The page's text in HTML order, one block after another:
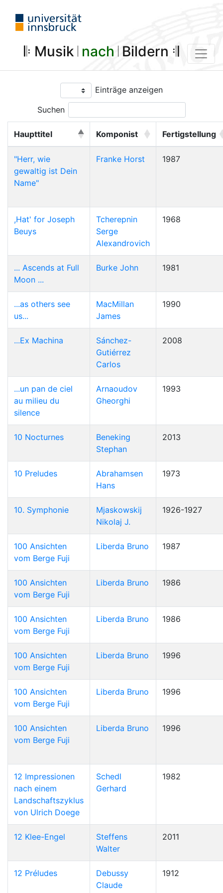
𝄆 Musik 𝄀 nach 𝄀 Bildern 𝄇
Einträge anzeigen
Suchen
Haupttitel Komponist Fertigstellung
"Herr, wie
gewaltig ist Dein
Name"
Franke Horst 1987
,Hat' for Joseph
Beuys
Tcherepnin
Serge
Alexandrovich
1968
... Ascends at Full
Moon ...
Burke John 1981
...as others see
us...
MacMillan
James
1990
...Ex Machina
Sánchez-
Gutiérrez
Carlos
2008
...un pan de ciel
au milieu du
silence
Arnaoudov
Gheorghi
1993
10 Nocturnes
Beneking
Stephan
2013
10 Preludes
Abrahamsen
Hans
1973
10. Symphonie
Mjaskowskij
Nikolaj J.
1926-1927
100 Ansichten
vom Berge Fuji
Liberda Bruno 1987
100 Ansichten
vom Berge Fuji
Liberda Bruno 1986
100 Ansichten
vom Berge Fuji
Liberda Bruno 1986
100 Ansichten
vom Berge Fuji
Liberda Bruno 1996
100 Ansichten
vom Berge Fuji
Liberda Bruno 1996
100 Ansichten
vom Berge Fuji
Liberda Bruno 1996
12 Impressionen
nach einem
Landschaftszyklus
von Ulrich Doege
Schedl
Gerhard
1982
12 Klee-Engel
Steffens
Walter
2011
12 Préludes
Debussy
Claude
1912